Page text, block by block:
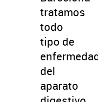
tratamos
todo
tipo de
del
aparato